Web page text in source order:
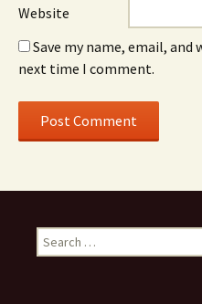
Website
Save my name, email,
next time I comment.
Search
for: